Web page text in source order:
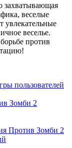
захватывающая
веселые
увлекательные
веселье.
против
пользователей
Зомби 2
Против Зомби 2